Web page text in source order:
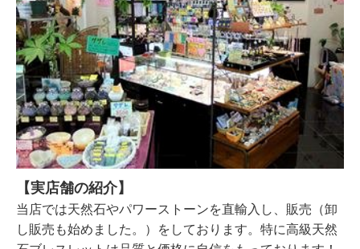
【実店舗の紹介】
当店では天然石やパワーストーンを直輸入し、販売（卸
し販売も始めました。）をしております。特に高級天然